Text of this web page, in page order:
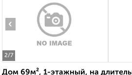
2/7
‹
Дом 69м², 1-этажный, на